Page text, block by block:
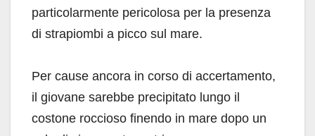
particolarmente pericolosa per la presenza
di strapiombi a picco sul mare.
Per cause ancora in corso di accertamento,
il giovane sarebbe precipitato lungo il
costone roccioso finendo in mare dopo un